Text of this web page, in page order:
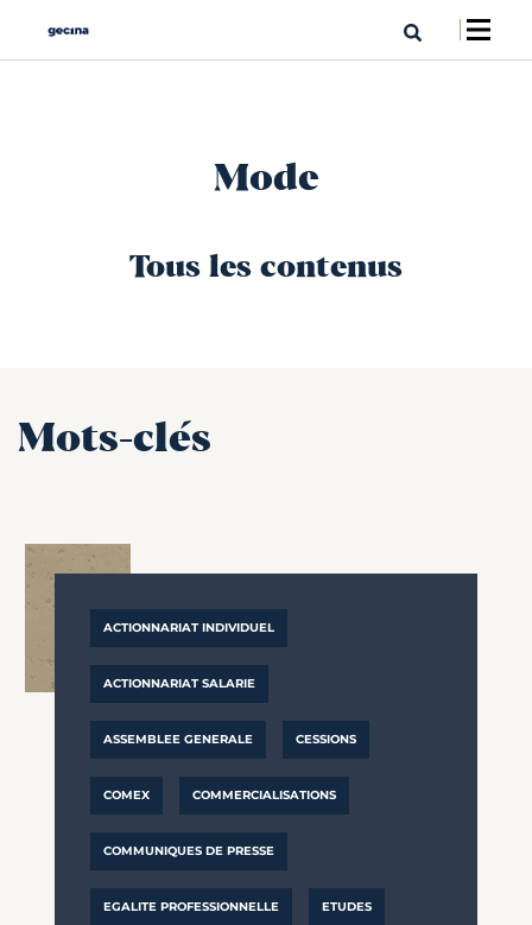
Mode
Tous les contenus
Mots-clés
ACTIONNARIAT INDIVIDUEL
ACTIONNARIAT SALARIE
ASSEMBLEE GENERALE CESSIONS
COMEX COMMERCIALISATIONS
COMMUNIQUES DE PRESSE
EGALITE PROFESSIONNELLE ETUDES